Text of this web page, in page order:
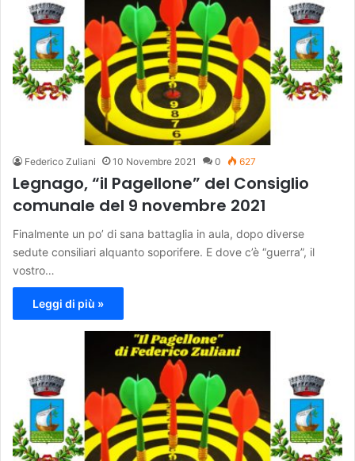
Federico Zuliani 10 Novembre 2021 0 627
Legnago, “il Pagellone” del Consiglio
comunale del 9 novembre 2021
Finalmente un po’ di sana battaglia in aula, dopo diverse
sedute consiliari alquanto soporifere. E dove c’è “guerra”, il
vostro…
Leggi di più »